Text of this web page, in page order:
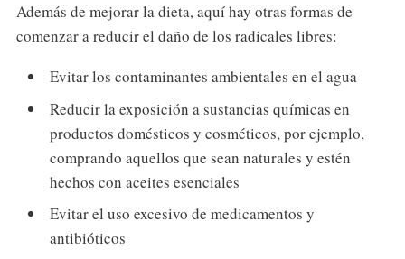
Además de mejorar la dieta, aquí hay otras formas de
comenzar a reducir el daño de los radicales libres:
Evitar los contaminantes ambientales en el agua
Reducir la exposición a sustancias químicas en
productos domésticos y cosméticos, por ejemplo,
comprando aquellos que sean naturales y estén
hechos con aceites esenciales
Evitar el uso excesivo de medicamentos y
antibióticos